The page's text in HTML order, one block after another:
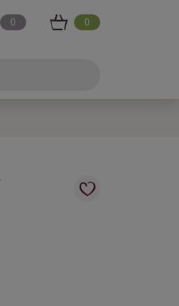
0 0